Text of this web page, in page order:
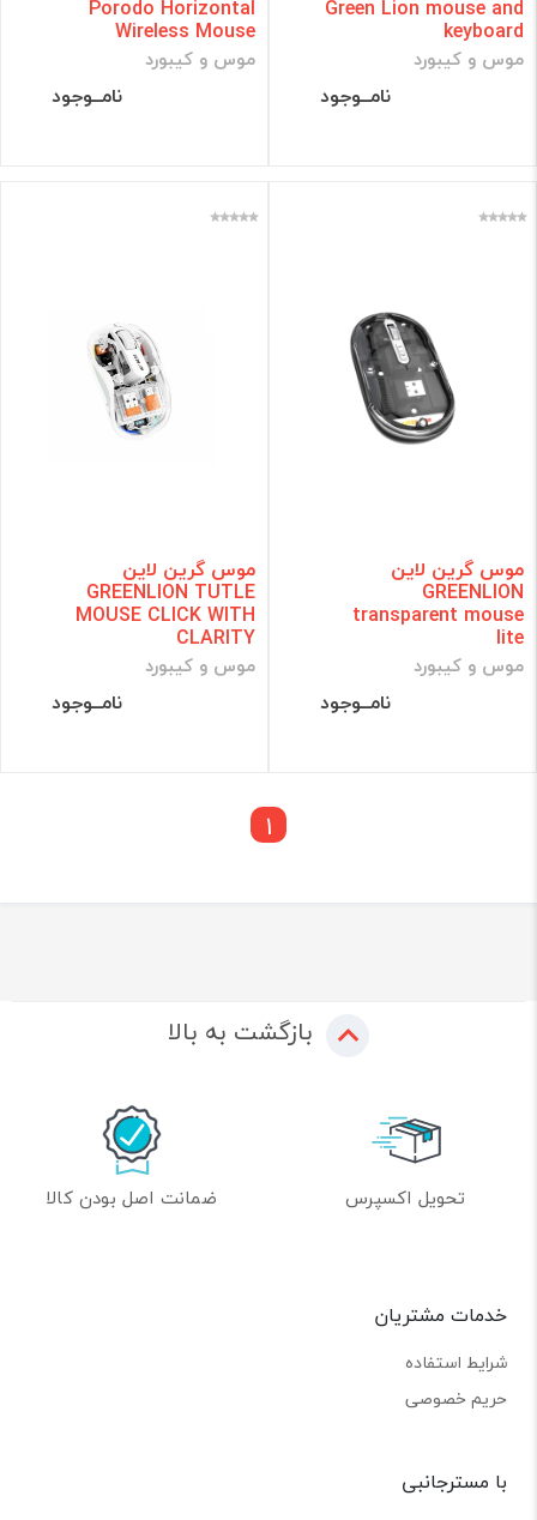
Green Lion mouse and
keyboard
موس و کیبورد
نامــوجود
Porodo Horizontal
Wireless Mouse
موس و کیبورد
نامــوجود
موس گرین لاین
GREENLION
transparent mouse
lite
موس و کیبورد
نامــوجود
موس گرین لاین
GREENLION TUTLE
MOUSE CLICK WITH
CLARITY
موس و کیبورد
نامــوجود
1
بازگشت به بالا
تحویل اکسپرس ضمانت اصل بودن کالا
خدمات مشتریان
شرایط استفاده
حریم خصوصی
با مسترجانبی